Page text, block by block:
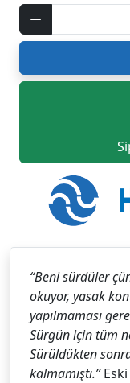
“Beni sürdüler
okuyor, yasak
yapılmaması
Sürgün için tüm
Sürüldükten
kalmamıştı.”